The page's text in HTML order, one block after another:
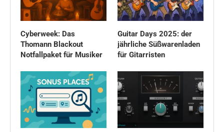
Cyberweek: Das
Thomann Blackout
Notfallpaket für Musiker
Guitar Days 2025: der
jährliche Süßwarenladen
für Gitarristen